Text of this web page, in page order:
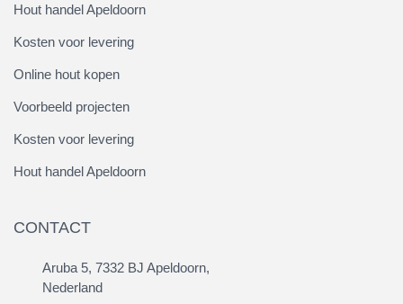
Hout handel Apeldoorn
Kosten voor levering
Online hout kopen
Voorbeeld projecten
Kosten voor levering
Hout handel Apeldoorn
CONTACT
Aruba 5, 7332 BJ Apeldoorn,
Nederland